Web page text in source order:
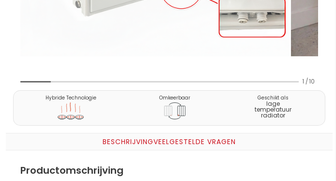
1 /10
Hybride Technologie Omkeerbaar Geschikt als
lage
temperatuur
radiator
BESCHRIJVINGVEELGESTELDE VRAGEN
Productomschrijving